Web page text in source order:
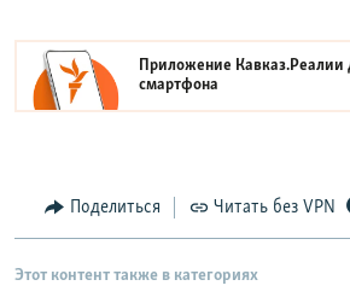
Приложение Кавказ.Реалии
смартфона
Поделиться Читать без VPN
Этот контент также в категориях